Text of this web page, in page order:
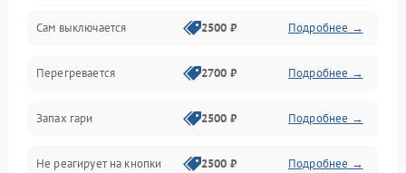
Сам выключается 2500 ₽ Подробнее →
Перегревается 2700 ₽ Подробнее →
Запах гари 2500 ₽ Подробнее →
Не реагирует на кнопки 2500 ₽ Подробнее →